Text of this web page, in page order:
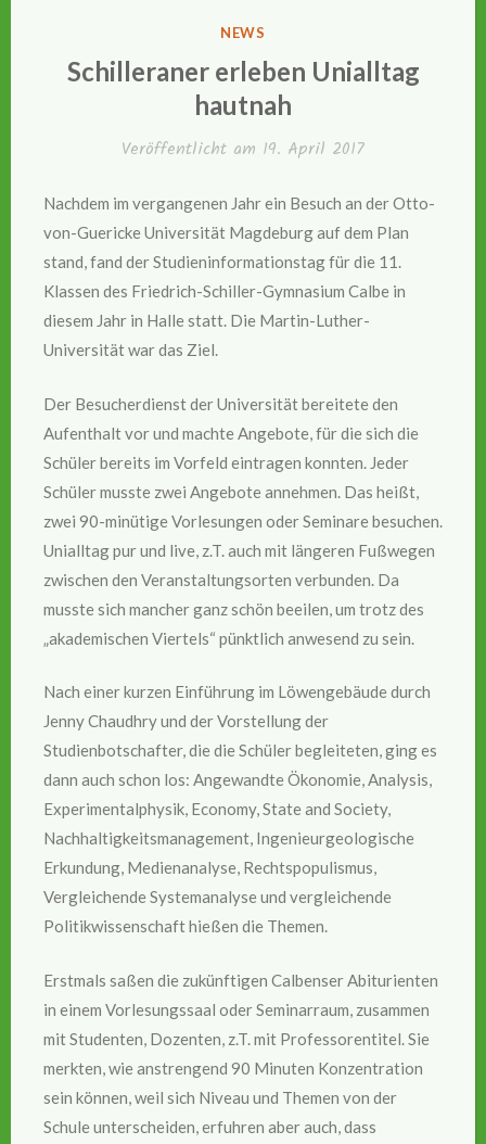
VERÖFFENTLICHT
NEWS
Schilleraner erleben Unialltag
hautnah
Veröffentlicht am 19. April 2017
Nachdem im vergangenen Jahr ein Besuch an der Otto-
von-Guericke Universität Magdeburg auf dem Plan
stand, fand der Studieninformationstag für die 11.
Klassen des Friedrich-Schiller-Gymnasium Calbe in
diesem Jahr in Halle statt. Die Martin-Luther-
Universität war das Ziel.
Der Besucherdienst der Universität bereitete den
Aufenthalt vor und machte Angebote, für die sich die
Schüler bereits im Vorfeld eintragen konnten. Jeder
Schüler musste zwei Angebote annehmen. Das heißt,
zwei 90-minütige Vorlesungen oder Seminare besuchen.
Unialltag pur und live, z.T. auch mit längeren Fußwegen
zwischen den Veranstaltungsorten verbunden. Da
musste sich mancher ganz schön beeilen, um trotz des
„akademischen Viertels“ pünktlich anwesend zu sein.
Nach einer kurzen Einführung im Löwengebäude durch
Jenny Chaudhry und der Vorstellung der
Studienbotschafter, die die Schüler begleiteten, ging es
dann auch schon los: Angewandte Ökonomie, Analysis,
Experimentalphysik, Economy, State and Society,
Nachhaltigkeitsmanagement, Ingenieurgeologische
Erkundung, Medienanalyse, Rechtspopulismus,
Vergleichende Systemanalyse und vergleichende
Politikwissenschaft hießen die Themen.
Erstmals saßen die zukünftigen Calbenser Abiturienten
in einem Vorlesungssaal oder Seminarraum, zusammen
mit Studenten, Dozenten, z.T. mit Professorentitel. Sie
merkten, wie anstrengend 90 Minuten Konzentration
sein können, weil sich Niveau und Themen von der
Schule unterscheiden, erfuhren aber auch, dass